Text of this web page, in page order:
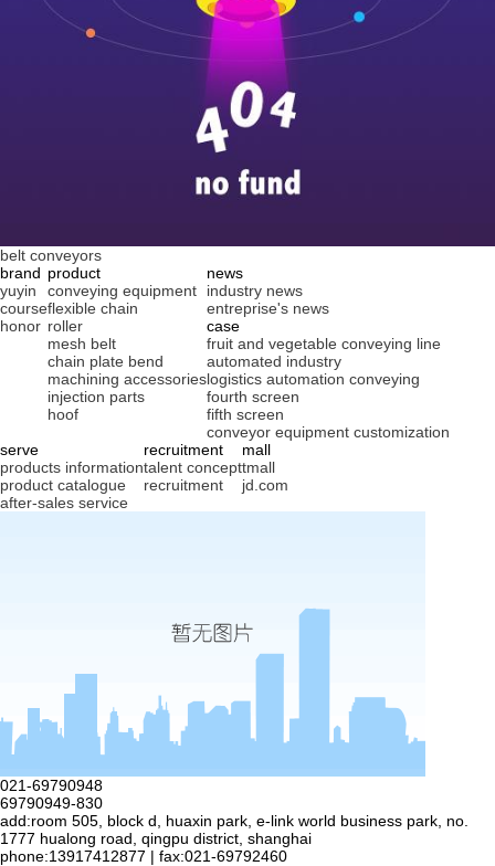
belt conveyors
brand
yuyin
course
honor
product
conveying equipment
flexible chain
roller
mesh belt
chain plate bend
machining accessories
injection parts
hoof
news
industry news
entreprise's news
case
fruit and vegetable conveying line
automated industry
logistics automation conveying
fourth screen
fifth screen
conveyor equipment customization
serve
products information
product catalogue
after-sales service
recruitment
talent concept
recruitment
mall
tmall
jd.com
021-69790948
69790949-830
add:room 505, block d, huaxin park, e-link world business park, no.
1777 hualong road, qingpu district, shanghai
phone:13917412877 | fax:021-69792460